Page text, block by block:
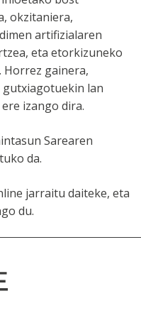
okzitaniera,
artifizialaren
eta etorkizuneko
gainera,
lan
izango dira.
Sarearen
da.
jarraitu daiteke, eta
du.